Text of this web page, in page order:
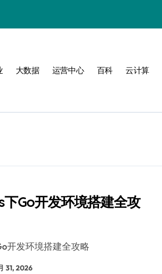
大数据 运营中心 百科 云计算
Go开发环境搭建全攻
开发环境搭建全攻略
31, 2026